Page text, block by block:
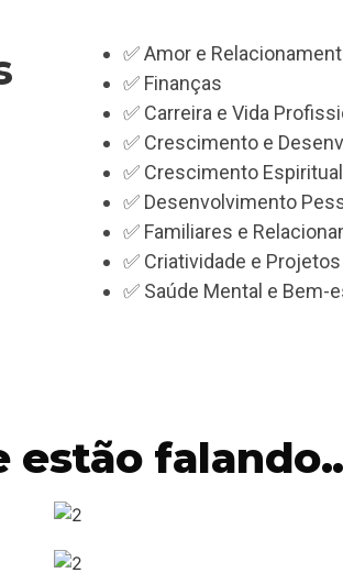
✅ Amor e
✅ Finanças
✅ Carreira e Vida
✅ Crescimento e
✅ Crescimento Espiritual
✅ Desenvolvimento
✅ Familiares e
✅ Criatividade e Projetos
✅ Saúde Mental e Bem-
estão